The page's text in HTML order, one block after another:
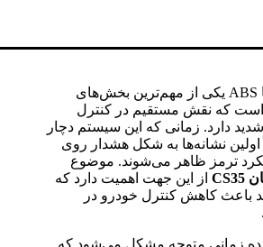
سیستم ترمز ضدقفل یا ABS یکی از مهم‌ترین بخش‌های
ایمنی در چانگان CS35 است که نقش مستقیم در کنترل
دارد. زمانی که این سیستم دچار
اولین نشانه‌ها به شکل هشدار روی
ترمز ظاهر می‌شوند. موضوع
از این جهت اهمیت دارد که
باعث کاهش کنترل خودرو در
زمانی متوجه مشکل می‌شود که